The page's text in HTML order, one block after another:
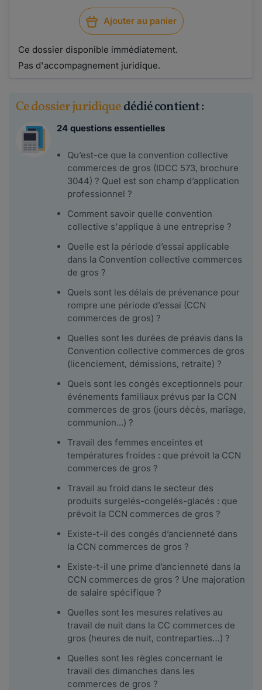
Ajouter au panier
Ce dossier disponible immédiatement.
Pas d'accompagnement juridique.
Ce dossier juridiquedédié contient :
24 questions essentielles
Qu’est-ce que la convention collective
commerces de gros (IDCC 573, brochure
3044) ? Quel est son champ d’application
professionnel ?
Comment savoir quelle convention
collective s'applique à une entreprise ?
Quelle est la période d’essai applicable
dans la Convention collective commerces
de gros ?
Quels sont les délais de prévenance pour
rompre une période d’essai (CCN
commerces de gros) ?
Quelles sont les durées de préavis dans la
Convention collective commerces de gros
(licenciement, démissions, retraite) ?
Quels sont les congés exceptionnels pour
événements familiaux prévus par la CCN
commerces de gros (jours décès, mariage,
communion...) ?
Travail des femmes enceintes et
températures froides : que prévoit la CCN
commerces de gros ?
Travail au froid dans le secteur des
produits surgelés-congelés-glacés : que
prévoit la CCN commerces de gros ?
Existe-t-il des congés d’ancienneté dans
la CCN commerces de gros ?
Existe-t-il une prime d’ancienneté dans la
CCN commerces de gros ? Une majoration
de salaire spécifique ?
Quelles sont les mesures relatives au
travail de nuit dans la CC commerces de
gros (heures de nuit, contreparties…) ?
Quelles sont les règles concernant le
travail des dimanches dans les
commerces de gros ?